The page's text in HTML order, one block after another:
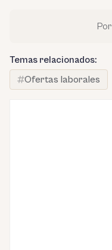
Por
Temas relacionados:
Ofertas laborales